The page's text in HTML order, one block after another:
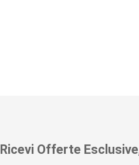
Ricevi Offerte